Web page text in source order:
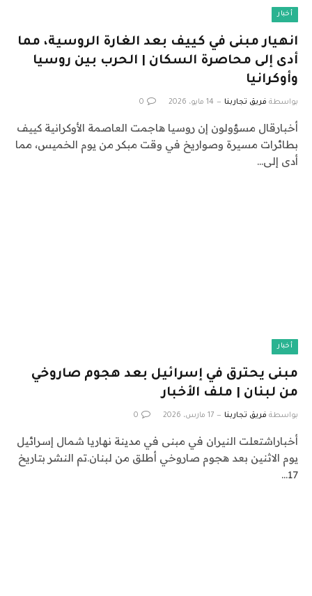
أخبار
انهيار مبنى في كييف بعد الغارة الروسية، مما
أدى إلى محاصرة السكان | الحرب بين روسيا
وأوكرانيا
بواسطة فريق تجاربنا 14 مايو، 2026 0
أخبارقال مسؤولون إن روسيا هاجمت العاصمة الأوكرانية كييف
بطائرات مسيرة وصواريخ في وقت مبكر من يوم الخميس، مما
أدى إلى…
أخبار
مبنى يحترق في إسرائيل بعد هجوم صاروخي
من لبنان | ملف الأخبار
بواسطة فريق تجاربنا 17 مارس، 2026 0
أخباراشتعلت النيران في مبنى في مدينة نهاريا شمال إسرائيل
يوم الاثنين بعد هجوم صاروخي أطلق من لبنان.تم النشر بتاريخ
17…